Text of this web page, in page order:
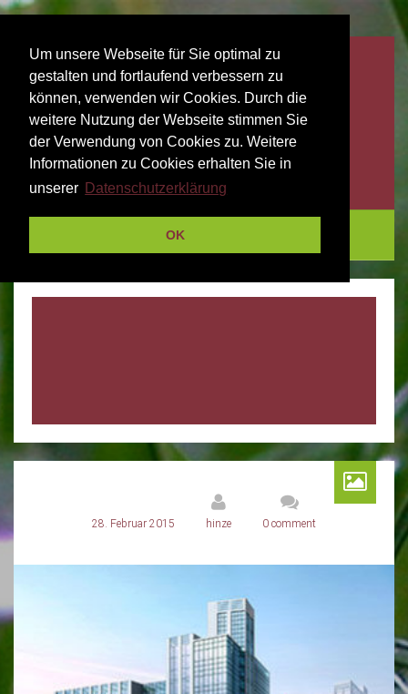
Um unsere Webseite für Sie optimal zu
gestalten und fortlaufend verbessern zu
können, verwenden wir Cookies. Durch die
weitere Nutzung der Webseite stimmen Sie
der Verwendung von Cookies zu. Weitere
Informationen zu Cookies erhalten Sie in
unserer Datenschutzerklärung
OK
28. Februar 2015 hinze 0 comment